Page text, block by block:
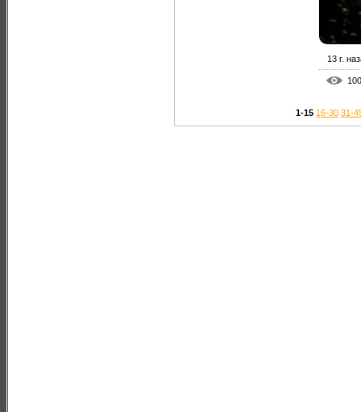
13 г.
1-15 16-30 31-